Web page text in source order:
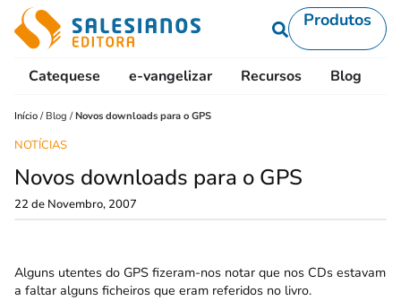
Produtos
Catequese e-vangelizar Recursos Blog
Início / Blog /Novos downloads para o GPS
NOTÍCIAS
Novos downloads para o GPS
22 de Novembro, 2007
Alguns utentes do GPS fizeram-nos notar que nos CDs estavam
a faltar alguns ficheiros que eram referidos no livro.